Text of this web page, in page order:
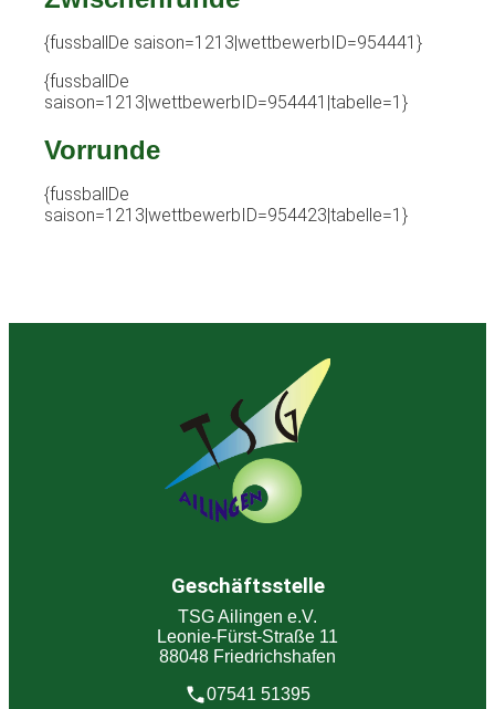
{fussballDe saison=1213|wettbewerbID=954441}
{fussballDe
saison=1213|wettbewerbID=954441|tabelle=1}
Vorrunde
{fussballDe
saison=1213|wettbewerbID=954423|tabelle=1}
Geschäftsstelle
TSG Ailingen e.V.
Leonie-Fürst-Straße 11
88048 Friedrichshafen
07541 51395